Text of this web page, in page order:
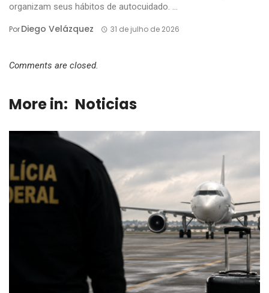
organizam seus hábitos de autocuidado. ...
PorDiego Velázquez 31 de julho de 2026
Comments are closed.
More in: Noticias